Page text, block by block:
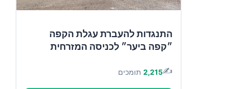
התנגדות להעברת עגלת הקפה
״קפה ביער״ לכניסה המזרחית
✍️
2,215 תומכים